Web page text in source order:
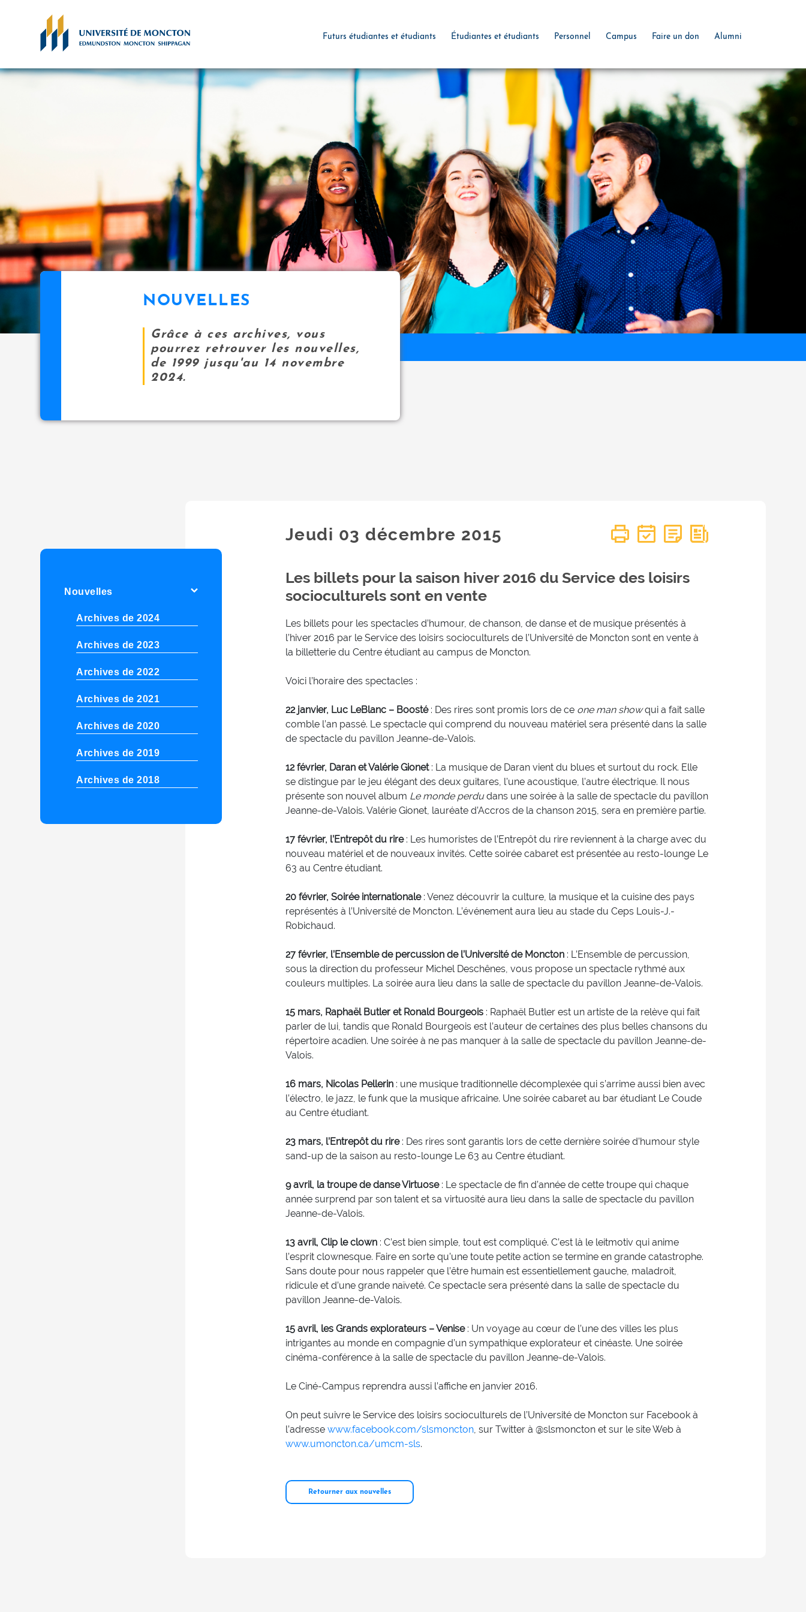
Futurs étudiantes et étudiants Étudiantes et étudiants Personnel Campus Faire un don Alumni
NOUVELLES
Grâce à ces archives, vous
pourrez retrouver les nouvelles,
de 1999 jusqu'au 14 novembre
2024.
Nouvelles
Archives de 2024
Archives de 2023
Archives de 2022
Archives de 2021
Archives de 2020
Archives de 2019
Archives de 2018
Jeudi 03décembre 2015
Les billets pour la saison hiver 2016 du Service des loisirs
socioculturels sont en vente
Les billets pour les spectacles d’humour, de chanson, de danse et de musique présentés à
l’hiver 2016 par le Service des loisirs socioculturels de l’Université de Moncton sont en vente à
la billetterie du Centre étudiant au campus de Moncton.
Voici l’horaire des spectacles :
22 janvier, Luc LeBlanc – Boosté : Des rires sont promis lors de ce one man showqui a fait salle
comble l’an passé. Le spectacle qui comprend du nouveau matériel sera présenté dans la salle
de spectacle du pavillon Jeanne-de-Valois.
12 février, Daran et Valérie Gionet: La musique de Daran vient du blues et surtout du rock. Elle
se distingue par le jeu élégant des deux guitares, l'une acoustique, l'autre électrique. Il nous
présente son nouvel album Le monde perdudans une soirée à la salle de spectacle du pavillon
Jeanne-de-Valois. Valérie Gionet, lauréate d’Accros de la chanson 2015, sera en première partie.
17 février, l’Entrepôt du rire: Les humoristes de l’Entrepôt du rire reviennent à la charge avec du
nouveau matériel et de nouveaux invités. Cette soirée cabaret est présentée au resto-lounge Le
63 au Centre étudiant.
20 février, Soirée internationale : Venez découvrir la culture, la musique et la cuisine des pays
représentés à l’Université de Moncton. L’événement aura lieu au stade du Ceps Louis-J.-
Robichaud.
27 février, l’Ensemble de percussion de l’Université de Moncton : L’Ensemble de percussion,
sous la direction du professeur Michel Deschênes, vous propose un spectacle rythmé aux
couleurs multiples. La soirée aura lieu dans la salle de spectacle du pavillon Jeanne-de-Valois.
15 mars, Raphaël Butler et Ronald Bourgeois: Raphaël Butler est un artiste de la relève qui fait
parler de lui, tandis que Ronald Bourgeois est l’auteur de certaines des plus belles chansons du
répertoire acadien. Une soirée à ne pas manquer à la salle de spectacle du pavillon Jeanne-de-
Valois.
16 mars, Nicolas Pellerin: une musique traditionnelle décomplexée qui s’arrime aussi bien avec
l’électro, le jazz, le funk que la musique africaine. Une soirée cabaret au bar étudiant Le Coude
au Centre étudiant.
23 mars, l’Entrepôt du rire: Des rires sont garantis lors de cette dernière soirée d’humour style
sand-up de la saison au resto-lounge Le 63 au Centre étudiant.
9 avril, la troupe de danse Virtuose: Le spectacle de fin d’année de cette troupe qui chaque
année surprend par son talent et sa virtuosité aura lieu dans la salle de spectacle du pavillon
Jeanne-de-Valois.
13 avril, Clip le clown: C’est bien simple, tout est compliqué. C’est là le leitmotiv qui anime
l’esprit clownesque. Faire en sorte qu’une toute petite action se termine en grande catastrophe.
Sans doute pour nous rappeler que l’être humain est essentiellement gauche, maladroit,
ridicule et d’une grande naïveté. Ce spectacle sera présenté dans la salle de spectacle du
pavillon Jeanne-de-Valois.
15 avril, les Grands explorateurs – Venise: Un voyage au cœur de l’une des villes les plus
intrigantes au monde en compagnie d’un sympathique explorateur et cinéaste. Une soirée
cinéma-conférence à la salle de spectacle du pavillon Jeanne-de-Valois.
Le Ciné-Campus reprendra aussi l’affiche en janvier 2016.
On peut suivre le Service des loisirs socioculturels de l’Université de Moncton sur Facebook à
l’adresse www.facebook.com/slsmoncton, sur Twitter à @slsmoncton et sur le site Web à
www.umoncton.ca/umcm-sls.
Retourner aux nouvelles